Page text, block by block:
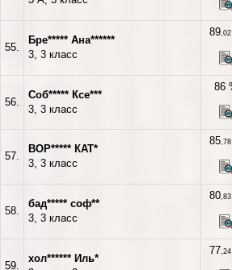
55.
Бре***** Ана******
3, 3 класс
89,02
56.
Соб***** Ксе***
3, 3 класс
86
57.
ВОР***** КАТ*
3, 3 класс
85,78
58.
бад***** соф**
3, 3 класс
80,83
59.
хол****** Иль*
77,24